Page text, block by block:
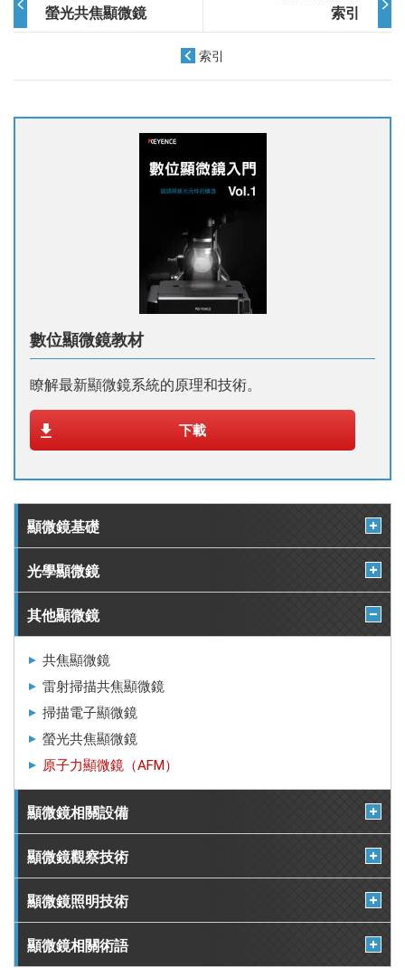
螢光共焦顯微鏡 索引
索引
數位顯微鏡教材
瞭解最新顯微鏡系統的原理和技術。
下載
顯微鏡基礎
光學顯微鏡
其他顯微鏡
共焦顯微鏡
雷射掃描共焦顯微鏡
掃描電子顯微鏡
螢光共焦顯微鏡
原子力顯微鏡（AFM）
顯微鏡相關設備
顯微鏡觀察技術
顯微鏡照明技術
顯微鏡相關術語